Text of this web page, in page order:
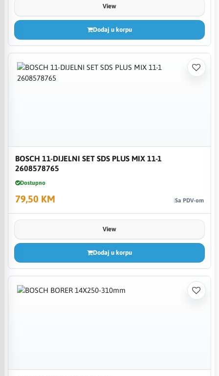
View
Dodaj u korpu
BOSCH 11-DIJELNI SET SDS PLUS MIX 11-1
2608578765
Dostupno
79,50 KM Sa PDV-om
View
Dodaj u korpu